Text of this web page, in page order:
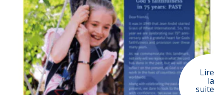
Lire
la
suite